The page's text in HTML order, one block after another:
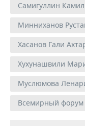
Самигуллин
Минниханов
Хасанов Гали
Хухунашвили
Муслюмова
Всемирный форум